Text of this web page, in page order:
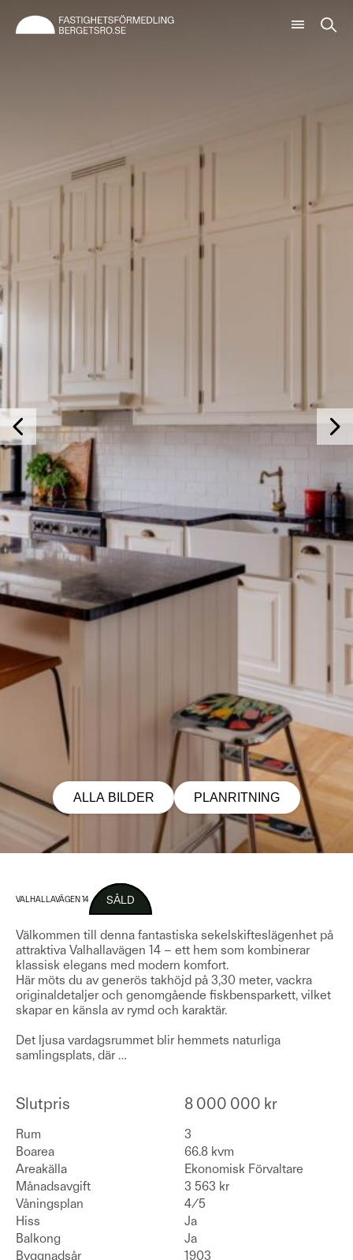
ALLA BILDER PLANRITNING
VALHALLAVÄGEN 14 SÅLD
Välkommen till denna fantastiska sekelskifteslägenhet på
attraktiva Valhallavägen 14 – ett hem som kombinerar
klassisk elegans med modern komfort.
Här möts du av generös takhöjd på 3,30 meter, vackra
originaldetaljer och genomgående fiskbensparkett, vilket
skapar en känsla av rymd och karaktär.
Det ljusa vardagsrummet blir hemmets naturliga
samlingsplats, där …
Slutpris 8 000 000 kr
Rum
3
Boarea
66.8 kvm
Areakälla
Ekonomisk Förvaltare
Månadsavgift
3 563 kr
Våningsplan
4/5
Hiss
Ja
Balkong
Ja
Byggnadsår
1903